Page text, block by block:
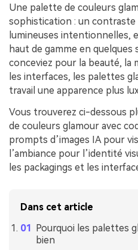
Une palette de couleurs
sophistication : un contraste
lumineuses intentionnelles,
haut de gamme en quelques
conceviez pour la beauté, la
les interfaces, les palettes
travail une apparence plus
Vous trouverez ci-dessous
de couleurs glamour avec
prompts d’images IA pour
l’ambiance pour l’identité
les packagings et les
Dans cet article
Pourquoi les palettes
bien